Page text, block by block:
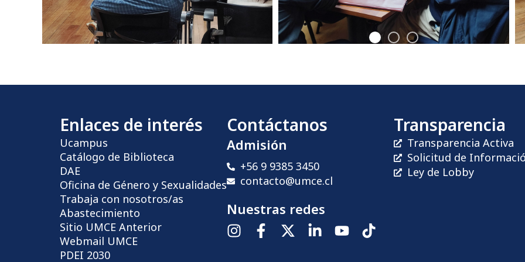
Enlaces de interés
Ucampus
Catálogo de Biblioteca
DAE
Oficina de Género y Sexualidades
Trabaja con nosotros/as
Abastecimiento
Sitio UMCE Anterior
Webmail UMCE
PDEI 2030
Contáctanos
Admisión
+56 9 9385 3450
contacto@umce.cl
Nuestras redes
Transparencia
Transparencia Activa
Solicitud de
Ley de Lobby